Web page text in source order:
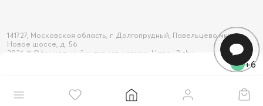
+6
141727, Московская область, г. Долгопрудный, Павельцево мкр-н,
Новое шоссе, д. 56
2026 © Официальный интернет-магазин Happy Baby